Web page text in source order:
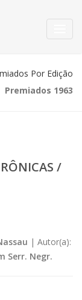
Por Edição
Premiados 1963
/
| Autor(a):
Serr. Negr.